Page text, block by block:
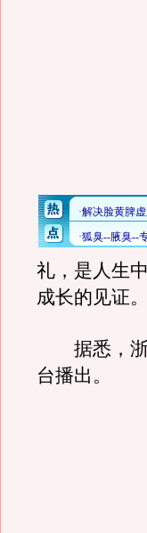
礼，是人生
成长的见证。
据悉，浙
台播出。